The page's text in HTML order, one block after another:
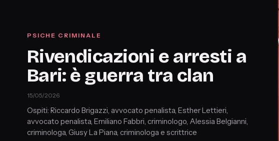
PSICHE CRIMINALE
Rivendicazioni e arresti a
Bari: è guerra tra clan
15/05/2026
Ospiti: Riccardo Brigazzi, avvocato penalista, Esther Lettieri,
avvocato penalista, Emiliano Fabbri, criminologo, Alessia Belgianni,
criminologa, Giusy La Piana, criminologa e scrittrice